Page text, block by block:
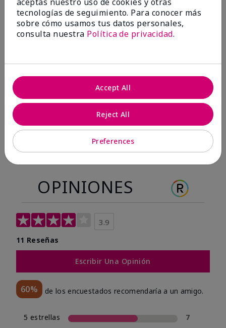
Antes & después
Antes
Después
Antes
Después
OPINIONES
3.9
11 Reseñas
Escribir Una Opinión
60% de los encuestados recomendaría a un amigo.
5 estrellas
7
tecnologías de seguimiento. Para conocer más
sobre cómo usamos tus datos personales,
consulta nuestra Política de privacidad.
Preferences
Reject All
Accept All